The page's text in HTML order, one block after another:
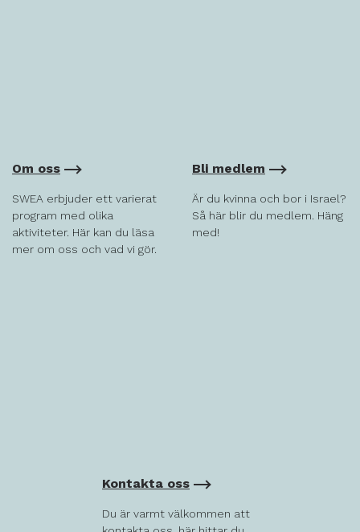
Om oss
SWEA erbjuder ett varierat
program med olika
aktiviteter. Här kan du läsa
mer om oss och vad vi gör.
Bli medlem
Är du kvinna och bor i Israel?
Så här blir du medlem. Häng
med!
Kontakta oss
Du är varmt välkommen att